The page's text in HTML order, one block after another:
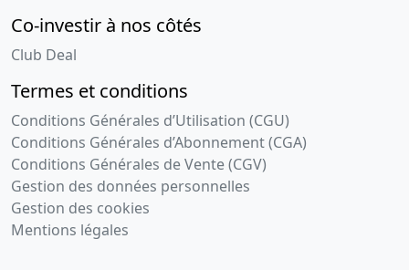
Co-investir à nos côtés
Club Deal
Termes et conditions
Conditions Générales d’Utilisation (CGU)
Conditions Générales d’Abonnement (CGA)
Conditions Générales de Vente (CGV)
Gestion des données personnelles
Gestion des cookies
Mentions légales